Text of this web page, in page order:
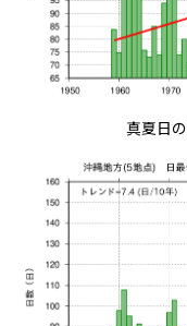
真夏日